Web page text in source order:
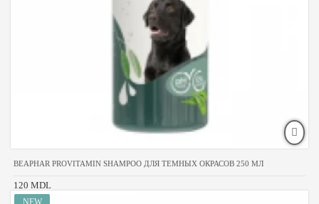
BEAPHAR PROVITAMIN SHAMPOO ДЛЯ ТЕМНЫХ ОКРАСОВ 250 МЛ
120 MDL